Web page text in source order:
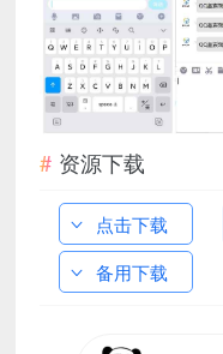
资源下载
点击下载
备用下载